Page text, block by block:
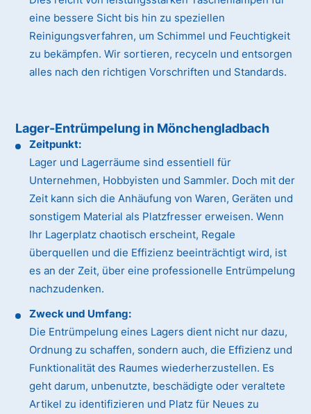
eine bessere Sicht bis hin zu speziellen
Reinigungsverfahren, um Schimmel und Feuchtigkeit
zu bekämpfen. Wir sortieren, recyceln und entsorgen
alles nach den richtigen Vorschriften und Standards.
Lager-Entrümpelung in Mönchengladbach
Zeitpunkt:
Lager und Lagerräume sind essentiell für
Unternehmen, Hobbyisten und Sammler. Doch mit der
Zeit kann sich die Anhäufung von Waren, Geräten und
sonstigem Material als Platzfresser erweisen. Wenn
Ihr Lagerplatz chaotisch erscheint, Regale
überquellen und die Effizienz beeinträchtigt wird, ist
es an der Zeit, über eine professionelle Entrümpelung
nachzudenken.
Zweck und Umfang:
Die Entrümpelung eines Lagers dient nicht nur dazu,
Ordnung zu schaffen, sondern auch, die Effizienz und
Funktionalität des Raumes wiederherzustellen. Es
geht darum, unbenutzte, beschädigte oder veraltete
Artikel zu identifizieren und Platz für Neues zu